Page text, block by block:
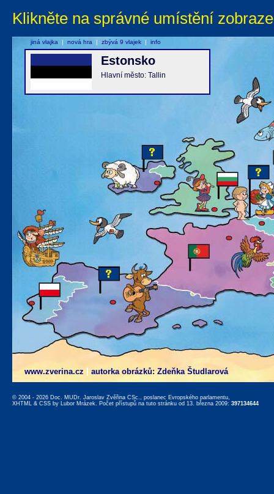
Klikněte na správné umístění
www.zverina.cz autorka obrázků: Zdeňka Študlarová
Estonsko
Hlavní město: Tallin
jiná vlajka | nová hra | zbývá 9 vlajek | info
© 2004 - 2026 Doc. MUDr. Jaroslav Zvěřina CSc., poslanec Evropského parlamentu,
XHTML & CSS by Lubor Mrázek. Počet přístupů na tuto stránku od 13. března 2009: 397134644